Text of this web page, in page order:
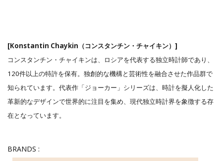
[Konstantin Chaykin（コンスタンチン・チャイキン）]
コンスタンチン・チャイキンは、ロシアを代表する独立時計師であり、
120件以上の特許を保有。独創的な機構と芸術性を融合させた作品群で
知られています。代表作「ジョーカー」シリーズは、時計を擬人化した
革新的なデザインで世界的に注目を集め、現代独立時計界を象徴する存
在となっています。
BRANDS :